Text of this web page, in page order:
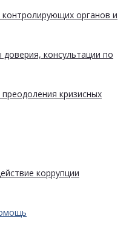
органов и
консультации по
кризисных
коррупции